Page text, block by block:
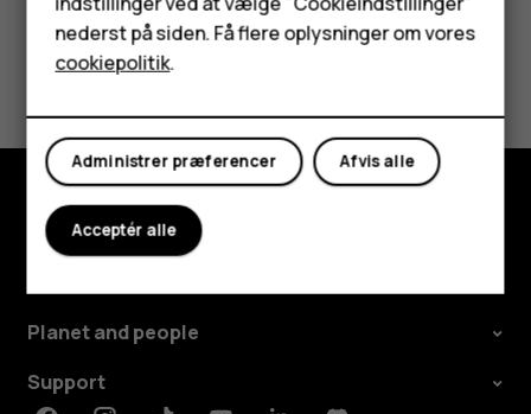
Tablets
Min konto
Synes du, dette var nyttigt?
Ja Nej
Udforsk
Planet and people
Support
nederst på siden. Få flere oplysninger om vores
cookiepolitik.
Afvis alle
Administrer præferencer
Acceptér alle